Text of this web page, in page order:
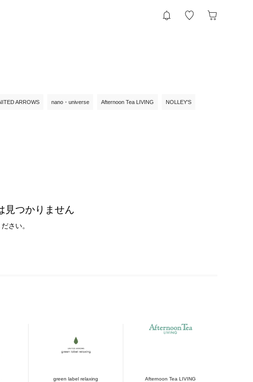
ARROWS nano・universe Afternoon Tea LIVING NOLLEY'S
見つかりません
さい。
green label relaxing
Afternoon Tea LIVING